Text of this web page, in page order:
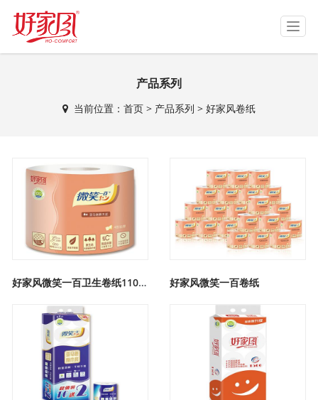
T
o
g
i
o
n
产品系列
当前位置： 首页> 产品系列 > 好家风卷纸
好家风微笑一百卫生卷纸110克 好家风微笑一百卷纸